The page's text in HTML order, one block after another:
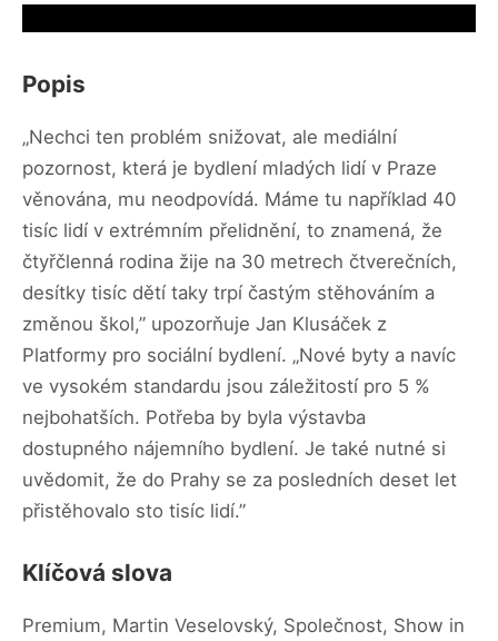
Popis
„Nechci ten problém snižovat, ale mediální
pozornost, která je bydlení mladých lidí v Praze
věnována, mu neodpovídá. Máme tu například 40
tisíc lidí v extrémním přelidnění, to znamená, že
čtyřčlenná rodina žije na 30 metrech čtverečních,
desítky tisíc dětí taky trpí častým stěhováním a
změnou škol,” upozorňuje Jan Klusáček z
Platformy pro sociální bydlení. „Nové byty a navíc
ve vysokém standardu jsou záležitostí pro 5 %
nejbohatších. Potřeba by byla výstavba
dostupného nájemního bydlení. Je také nutné si
uvědomit, že do Prahy se za posledních deset let
přistěhovalo sto tisíc lidí.”
Klíčová slova
Premium, Martin Veselovský, Společnost, Show in